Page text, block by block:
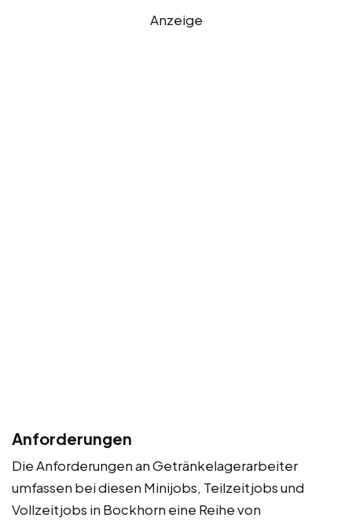
Anzeige
Anforderungen
Die Anforderungen an Getränkelagerarbeiter
umfassen bei diesen Minijobs, Teilzeitjobs und
Vollzeitjobs in Bockhorn eine Reihe von